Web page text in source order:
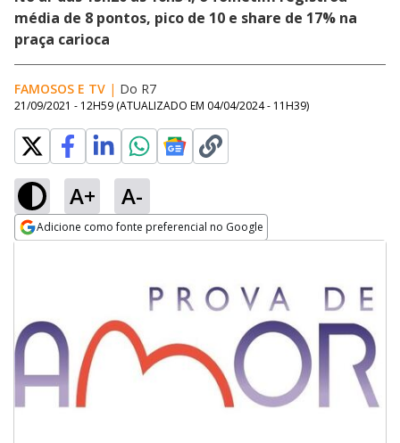
média de 8 pontos, pico de 10 e share de 17% na
praça carioca
FAMOSOS E TV | Do R7
21/09/2021 - 12H59 (ATUALIZADO EM 04/04/2024 - 11H39)
A+ A-
Adicione como fonte preferencial no Google